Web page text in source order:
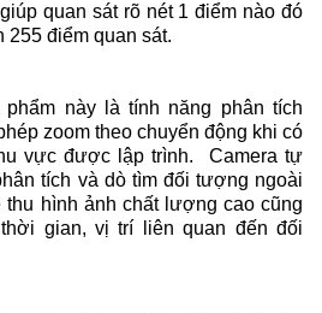
quan sát rõ nét 1 điểm nào đó
255 điểm quan sát.
này là tính năng phân tích
zoom theo chuyển động khi có
vực được lập trình. Camera tự
tích và dò tìm đối tượng ngoài
thu hình ảnh chất lượng cao cũng
gian, vị trí liên quan đến đối